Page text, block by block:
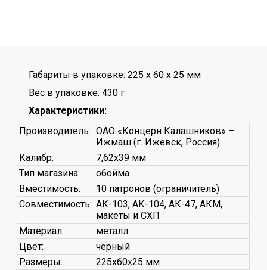
Габариты в упаковке: 225 x 60 x 25 мм
Вес в упаковке: 430 г
Характеристики:
Производитель: ОАО «Концерн Калашников» –
Ижмаш (г. Ижевск, Россия)
Калибр:
7,62x39 мм
Тип магазина:
обойма
Вместимость:
10 патронов (ограничитель)
Совместимость: АК-103, АК-104, АК-47, АКМ,
макеты и СХП
Материал:
металл
Цвет:
черный
Размеры:
225х60х25 мм